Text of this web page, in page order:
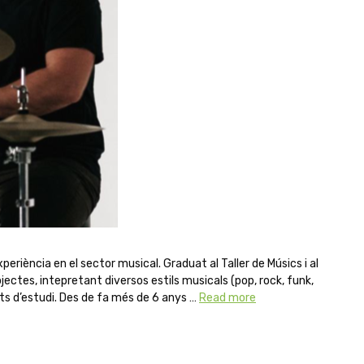
en el sector musical. Graduat al Taller de Músics i al
intepretant diversos estils musicals (pop, rock, funk,
Des de fa més de 6 anys … Read more